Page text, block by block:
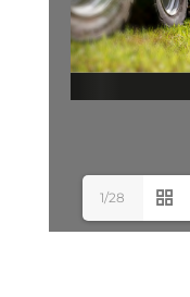
1/28